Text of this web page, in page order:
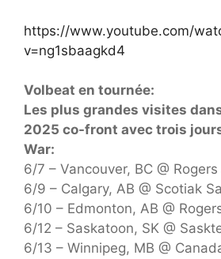
https://www.youtube.com/
v=ng1sbaagkd4
Volbeat en tournée:
Les plus grandes visites
2025 co-front avec trois
War:
6/7 – Vancouver, BC @
6/9 – Calgary, AB @ Scotiak
6/10 – Edmonton, AB @
6/12 – Saskatoon, SK @
6/13 – Winnipeg, MB @